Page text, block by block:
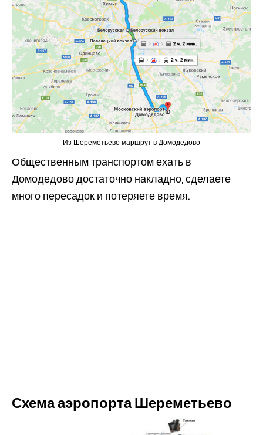
Из Шереметьево маршрут в Домодедово
Общественным транспортом ехать в
Домодедово достаточно накладно, сделаете
много пересадок и потеряете время.
Схема аэропорта Шереметьево